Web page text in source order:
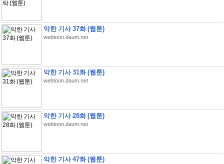
악한 기사 37화 (웹툰)
webtoon.daum.net
악한 기사 31화 (웹툰)
webtoon.daum.net
악한 기사 28화 (웹툰)
webtoon.daum.net
악한 기사 47화 (웹툰)